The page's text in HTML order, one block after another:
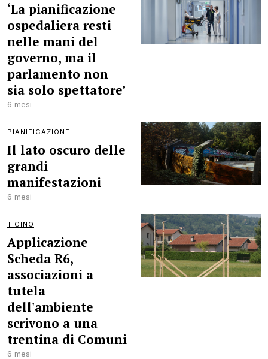
‘La pianificazione
ospedaliera resti
nelle mani del
governo, ma il
parlamento non
sia solo spettatore’
6 mesi
PIANIFICAZIONE
Il lato oscuro delle
grandi
manifestazioni
6 mesi
TICINO
Applicazione
Scheda R6,
associazioni a
tutela
dell'ambiente
scrivono a una
trentina di Comuni
6 mesi